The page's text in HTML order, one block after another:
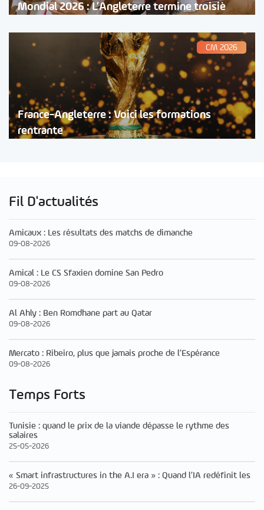
Mondial 2026 : L’Angleterre termine troisiè
CM 2026
France-Angleterre : Voici les formations
rentrante
Fil D'actualités
Amicaux : Les résultats des matchs de dimanche
09-08-2026
Amical : Le CS Sfaxien domine San Pedro
09-08-2026
Al Ahly : Ben Romdhane part au Qatar
09-08-2026
Mercato : Ribeiro, plus que jamais proche de l’Espérance
09-08-2026
Temps Forts
Tunisie : quand le prix de la viande dépasse le rythme des
salaires
25-05-2026
« Smart infrastructures in the A.I era » : Quand l’IA redéfinit les
26-09-2025